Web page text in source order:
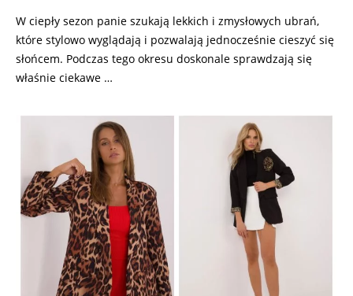
W ciepły sezon panie szukają lekkich i zmysłowych ubrań,
które stylowo wyglądają i pozwalają jednocześnie cieszyć się
słońcem. Podczas tego okresu doskonale sprawdzają się
właśnie ciekawe …